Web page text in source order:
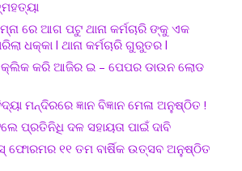
ରେ ଆଗ ପଟୁ ଥାନା କର୍ମଚାରି ଙ୍କୁ ଏକ
ଧକ୍କା l ଥାନା କର୍ମଚାରି ଗୁରୁତର l
କରି ଆଜିର ଇ – ପେପର ଡାଉନ ଲୋଡ
ମନ୍ଦିରରେ ଜ୍ଞାନ ବିଜ୍ଞାନ ମେଳା ଅନୁଷ୍ଠିତ !
ପ୍ରତିନିଧି ଦଳ ସହାୟତା ପାଇଁ ଦାବି
ଫୋରମର ୧୧ ତମ ବାର୍ଷିକ ଉତ୍ସବ ଅନୁଷ୍ଠିତ